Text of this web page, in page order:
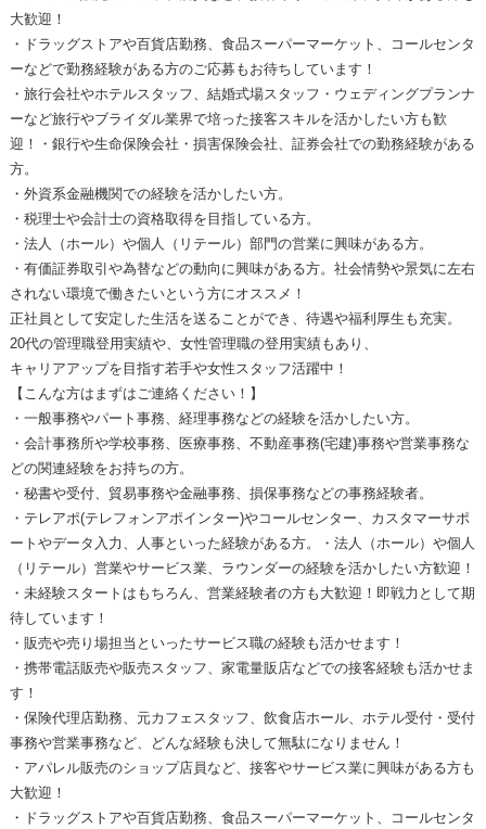
大歓迎！
・ドラッグストアや百貨店勤務、食品スーパーマーケット、コールセンタ
ーなどで勤務経験がある方のご応募もお待ちしています！
・旅行会社やホテルスタッフ、結婚式場スタッフ・ウェディングプランナ
ーなど旅行やブライダル業界で培った接客スキルを活かしたい方も歓
迎！・銀行や生命保険会社・損害保険会社、証券会社での勤務経験がある
方。
・外資系金融機関での経験を活かしたい方。
・税理士や会計士の資格取得を目指している方。
・法人（ホール）や個人（リテール）部門の営業に興味がある方。
・有価証券取引や為替などの動向に興味がある方。社会情勢や景気に左右
されない環境で働きたいという方にオススメ！
正社員として安定した生活を送ることができ、待遇や福利厚生も充実。
20代の管理職登用実績や、女性管理職の登用実績もあり、
キャリアアップを目指す若手や女性スタッフ活躍中！
【こんな方はまずはご連絡ください！】
・一般事務やパート事務、経理事務などの経験を活かしたい方。
・会計事務所や学校事務、医療事務、不動産事務(宅建)事務や営業事務な
どの関連経験をお持ちの方。
・秘書や受付、貿易事務や金融事務、損保事務などの事務経験者。
・テレアポ(テレフォンアポインター)やコールセンター、カスタマーサポ
ートやデータ入力、人事といった経験がある方。・法人（ホール）や個人
（リテール）営業やサービス業、ラウンダーの経験を活かしたい方歓迎！
・未経験スタートはもちろん、営業経験者の方も大歓迎！即戦力として期
待しています！
・販売や売り場担当といったサービス職の経験も活かせます！
・携帯電話販売や販売スタッフ、家電量販店などでの接客経験も活かせま
す！
・保険代理店勤務、元カフェスタッフ、飲食店ホール、ホテル受付・受付
事務や営業事務など、どんな経験も決して無駄になりません！
・アパレル販売のショップ店員など、接客やサービス業に興味がある方も
大歓迎！
・ドラッグストアや百貨店勤務、食品スーパーマーケット、コールセンタ